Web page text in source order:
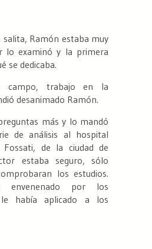
salita, Ramón estaba muy
lo examinó y la primera
se dedicaba.
campo, trabajo en la
desanimado Ramón.
más y lo mandó
de análisis al hospital
Fossati, de la ciudad de
estaba seguro, sólo
los estudios.
envenenado por los
había aplicado a los